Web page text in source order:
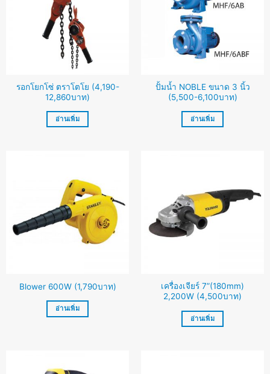
รอกโยกโซ่ ตราโตโย (4,190-
12,860บาท)
อ่านเพิ่ม
ปั้มน้ำ NOBLE ขนาด 3 นิ้ว
(5,500-6,100บาท)
อ่านเพิ่ม
Blower 600W (1,790บาท)
อ่านเพิ่ม
เครื่องเจียร์ 7”(180mm)
2,200W (4,500บาท)
อ่านเพิ่ม